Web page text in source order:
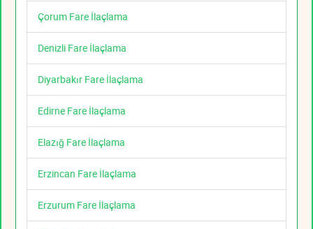
Çorum Fare İlaçlama
Denizli Fare İlaçlama
Diyarbakır Fare İlaçlama
Edirne Fare İlaçlama
Elazığ Fare İlaçlama
Erzincan Fare İlaçlama
Erzurum Fare İlaçlama